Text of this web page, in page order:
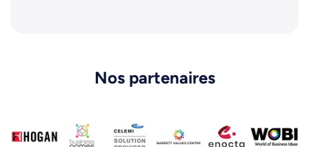
Nos partenaires